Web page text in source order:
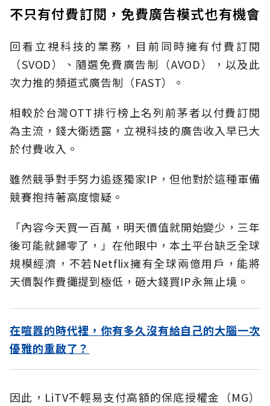
不只有付費訂閱，免費廣告模式也有機會
回看立視科技的業務，目前同時擁有付費訂閱
（SVOD）、隨選免費廣告制（AVOD），以及此
次力推的頻道式廣告制（FAST）。
相較於台灣OTT排行榜上名列前茅者以付費訂閱
為主流，錢大衛透露，立視科技的廣告收入早已大
於付費收入。
雖然競爭對手努力追逐獨家IP，但他對於這種軍備
競賽抱持著高度懷疑。
「內容今天買一百萬，明天價值就開始變少，三年
後可能就歸零了，」在他眼中，本土平台缺乏全球
規模經濟，不若Netflix擁有全球兩億用戶，能將
天價製作費攤提到極低，砸大錢買IP永無止境。
在喧囂的時代裡，你有多久沒有給自己的大腦一次
優雅的重啟了？
因此，LiTV不輕易支付高額的保底授權金（MG）